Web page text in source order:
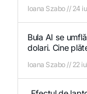
Ioana Szabo 24
Bula AI se
dolari. Cine
Ioana Szabo 22